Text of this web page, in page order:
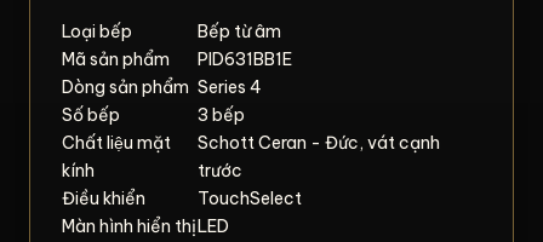
Loại bếp
Bếp từ âm
Mã sản phẩm
PID631BB1E
Dòng sản phẩm Series 4
Số bếp
3 bếp
Chất liệu mặt
kính
Schott Ceran - Đức, vát cạnh
trước
Điều khiển
TouchSelect
Màn hình hiển thịLED